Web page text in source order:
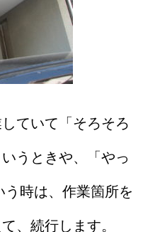
ていて「そろそろ
うときや、「やっ
時は、作業箇所を
、続行します。